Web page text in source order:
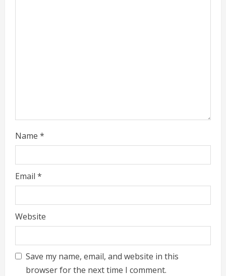
g
Name *
Email *
Website
Save my name, email, and website in this
browser for the next time I comment.